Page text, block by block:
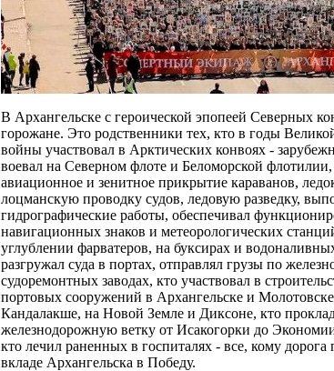
В Архангельске с героической эпопеей Северных
горожане. Это родственники тех, кто в годы
войны участвовал в Арктических конвоях -
воевал на Северном флоте и Беломорской
авиационное и зенитное прикрытие караванов,
лоцманскую проводку судов, ледовую разведку,
гидрографические работы, обеспечивал
навигационных знаков и метеорологических
углублении фарватеров, на буксирах и
разгружал суда в портах, отправлял грузы по
судоремонтных заводах, кто участвовал в
портовых сооружений в Архангельске и
Кандалакше, на Новой Земле и Диксоне, кто
железнодорожную ветку от Исакогорки до
кто лечил раненных в госпиталях - все, кому дорога
вкладе Архангельска в Победу.